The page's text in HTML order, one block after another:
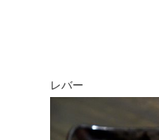
レバー